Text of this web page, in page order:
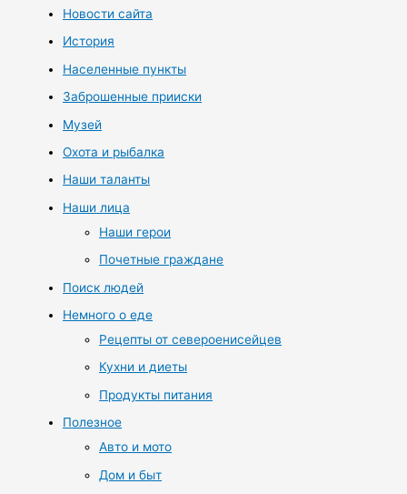
Новости сайта
История
Населенные пункты
Заброшенные прииски
Музей
Охота и рыбалка
Наши таланты
Наши лица
Наши герои
Почетные граждане
Поиск людей
Немного о еде
Рецепты от североенисейцев
Кухни и диеты
Продукты питания
Полезное
Авто и мото
Дом и быт